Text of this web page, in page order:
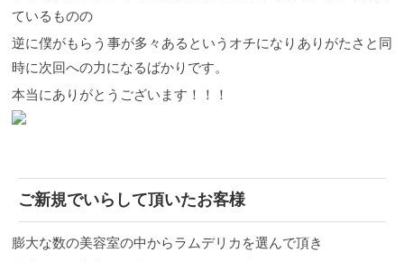
ているものの
逆に僕がもらう事が多々あるというオチになりありがたさと同
時に次回への力になるばかりです。
本当にありがとうございます！！！
ご新規でいらして頂いたお客様
膨大な数の美容室の中からラムデリカを選んで頂き